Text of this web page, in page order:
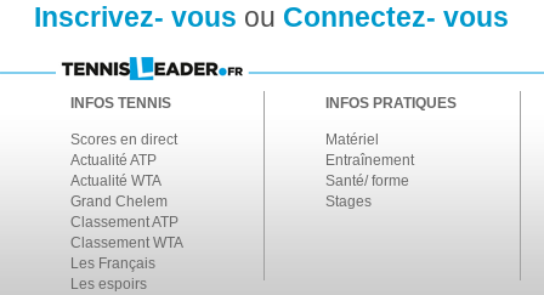
Inscrivez- vous ou Connectez- vous
INFOS TENNIS
Scores en direct
Actualité ATP
Actualité WTA
Grand Chelem
Classement ATP
Classement WTA
Les Français
Les espoirs
INFOS PRATIQUES
Matériel
Entraînement
Santé/ forme
Stages